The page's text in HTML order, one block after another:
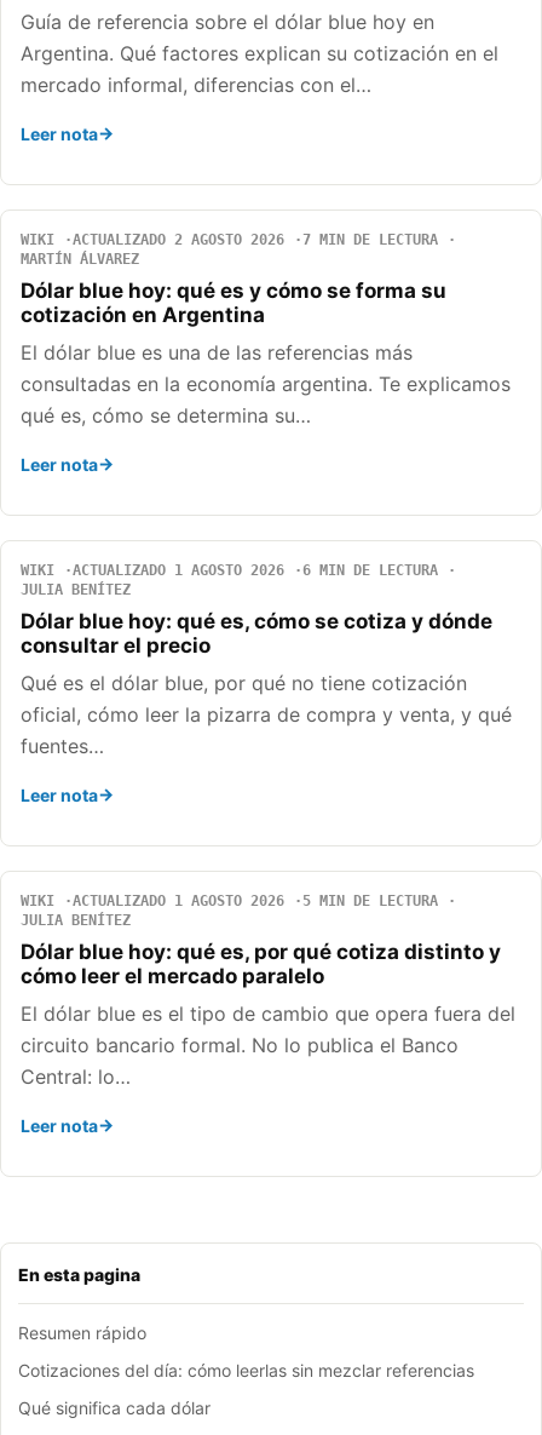
En esta pagina
Resumen rápido
Cotizaciones del día: cómo leerlas sin mezclar referencias
Qué significa cada dólar
Guía de referencia sobre el dólar blue hoy en
Argentina. Qué factores explican su cotización en el
mercado informal, diferencias con el…
Leer nota
WIKI ACTUALIZADO 2 AGOSTO 2026
7 MIN DE LECTURA
MARTÍN ÁLVAREZ
Dólar blue hoy: qué es y cómo se forma su
cotización en Argentina
El dólar blue es una de las referencias más
consultadas en la economía argentina. Te explicamos
qué es, cómo se determina su…
Leer nota
WIKI ACTUALIZADO 1 AGOSTO 2026
6 MIN DE LECTURA
JULIA BENÍTEZ
Dólar blue hoy: qué es, cómo se cotiza y dónde
consultar el precio
Qué es el dólar blue, por qué no tiene cotización
oficial, cómo leer la pizarra de compra y venta, y qué
fuentes…
Leer nota
WIKI ACTUALIZADO 1 AGOSTO 2026
5 MIN DE LECTURA
JULIA BENÍTEZ
Dólar blue hoy: qué es, por qué cotiza distinto y
cómo leer el mercado paralelo
El dólar blue es el tipo de cambio que opera fuera del
circuito bancario formal. No lo publica el Banco
Central: lo…
Leer nota